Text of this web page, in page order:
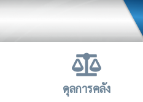
ดุลการคลัง